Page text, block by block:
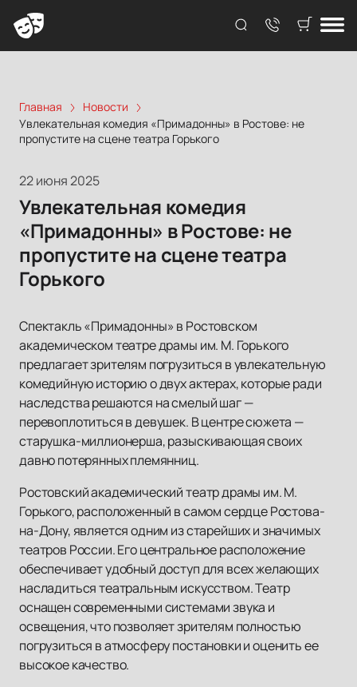
Главная
Новости
Увлекательная комедия «Примадонны» в Ростове: не
пропустите на сцене театра Горького
22 июня 2025
Увлекательная комедия
«Примадонны» в Ростове: не
пропустите на сцене театра
Горького
Спектакль «Примадонны» в Ростовском
академическом театре драмы им. М. Горького
предлагает зрителям погрузиться в увлекательную
комедийную историю о двух актерах, которые ради
наследства решаются на смелый шаг —
перевоплотиться в девушек. В центре сюжета —
старушка-миллионерша, разыскивающая своих
давно потерянных племянниц.
Ростовский академический театр драмы им. М.
Горького, расположенный в самом сердце Ростова-
на-Дону, является одним из старейших и значимых
театров России. Его центральное расположение
обеспечивает удобный доступ для всех желающих
насладиться театральным искусством. Театр
оснащен современными системами звука и
освещения, что позволяет зрителям полностью
погрузиться в атмосферу постановки и оценить ее
высокое качество.